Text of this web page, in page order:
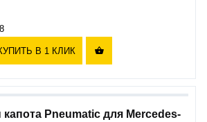
В 1 КЛИК 
Pneumatic для Mercedes-